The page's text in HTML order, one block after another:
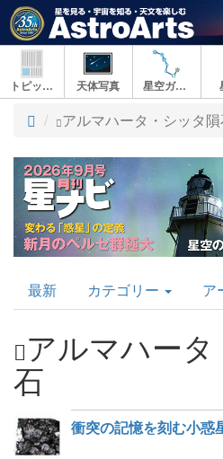
トピックス 天体写真 星空ガイド
ト
プ
アルマハータ・シッタ
AstroArts
Topics
最新 カテゴリー ア
アルマハー
石
衝突の記憶を刻む小惑